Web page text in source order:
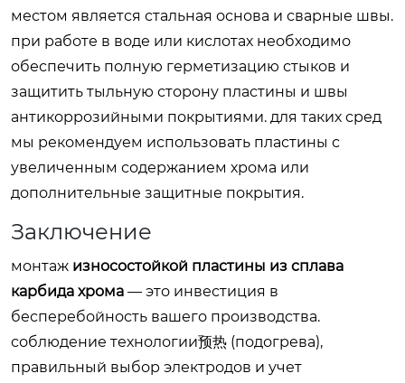
местом является стальная основа и сварные швы.
при работе в воде или кислотах необходимо
обеспечить полную герметизацию стыков и
защитить тыльную сторону пластины и швы
антикоррозийными покрытиями. для таких сред
мы рекомендуем использовать пластины с
увеличенным содержанием хрома или
дополнительные защитные покрытия.
Заключение
монтаж износостойкой пластины из сплава
карбида хрома — это инвестиция в
бесперебойность вашего производства.
соблюдение технологии预热 (подогрева),
правильный выбор электродов и учет